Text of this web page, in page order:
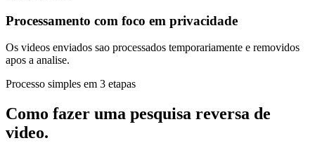
Processamento com foco em privacidade
Os videos enviados sao processados temporariamente e removidos
apos a analise.
Processo simples em 3 etapas
Como fazer uma pesquisa reversa de
video.